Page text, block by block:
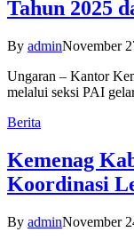
Tahun 2025
By adminNovember
Ungaran – Kantor
melalui seksi PAI
Berita
Kemenag
Koordinasi
By adminNovember